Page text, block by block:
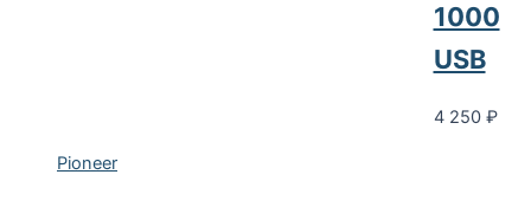
Pioneer
1000
USB
4 250 ₽